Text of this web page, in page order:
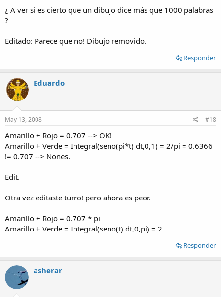
¿ A ver si es cierto que un dibujo dice más que 1000 palabras
?
Editado: Parece que no! Dibujo removido.
Responder
Eduardo
May 13, 2008 #18
Amarillo + Rojo = 0.707 --> OK!
Amarillo + Verde = Integral(seno(pi*t) dt,0,1) = 2/pi = 0.6366
!= 0.707 --> Nones.
Edit.
Otra vez editaste turro! pero ahora es peor.
Amarillo + Rojo = 0.707 * pi
Amarillo + Verde = Integral(seno(t) dt,0,pi) = 2
Responder
asherar